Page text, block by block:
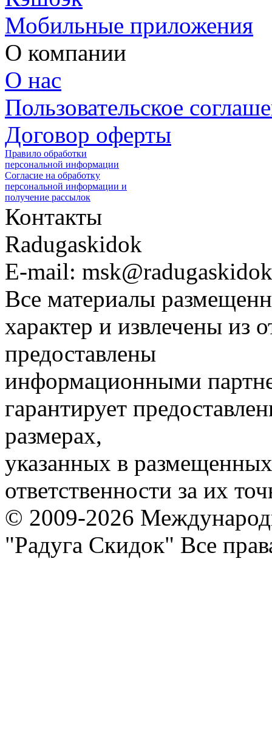
Мобильные приложения
О компании
О нас
Пользовательское
Договор оферты
Правило обработки
персональной информации
Согласие на обработку
персональной информации и
получение рассылок
Контакты
Radugaskidok
E-mail:
Все материалы
характер и извлечены из
предоставлены
информационными
гарантирует
размерах,
указанных в
ответственности за их
© 2009-2026
"Радуга Скидок" Все